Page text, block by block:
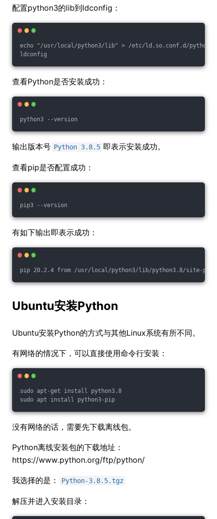
配置python3的lib到ldconfig：
echo "/usr/local/python3/lib" > /etc/ld.so.conf.d/
ldconfig
查看Python是否安装成功：
python3 --version
输出版本号 Python 3.8.5 即表示安装成功。
查看pip是否配置成功：
pip3 --version
有如下输出即表示成功：
pip 20.2.4 from /usr/local/python3/lib/python3.8/site-
Ubuntu安装Python
Ubuntu安装Python的方式与其他Linux系统有所不同。
有网络的情况下，可以直接使用命令行安装：
sudo apt-get install python3.8
sudo apt install python3-pip
没有网络的话，需要先下载离线包。
Python离线安装包的下载地址：
https://www.python.org/ftp/python/
我选择的是： Python-3.8.5.tgz
解压并进入安装目录：